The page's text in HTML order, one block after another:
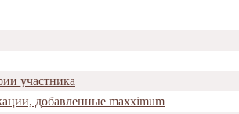
участника
добавленные maxximum